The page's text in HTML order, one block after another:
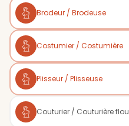
Brodeur / Brodeuse
Costumier / Costumière
Plisseur / Plisseuse
Couturier / Couturière flou